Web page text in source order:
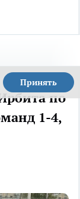
Принять
по
1-4,